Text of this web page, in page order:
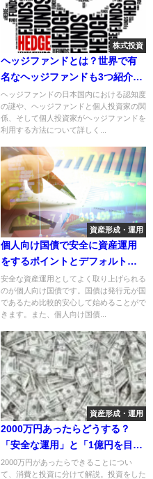
株式投資
ヘッジファンドとは？世界で有
名なヘッジファンドも3つ紹介！
個人投資家がヘッジファンドで
投資益を得る方法も
ヘッジファンドの日本国内における認知度
の謎や、ヘッジファンドと個人投資家の関
係、そして個人投資家がヘッジファンドを
利用する方法について詳しく...
資産形成・運用
個人向け国債で安全に資産運用
をするポイントとデフォルトリ
スク
安全な資産運用としてよく取り上げられる
のが個人向け国債です。国債は発行元が国
であるため比較的安心して始めることがで
きます。また、個人向け国債...
資産形成・運用
2000万円あったらどうする？
「安全な運用」と「1億円を目指
す運用」を紹介
2000万円があったらできることについ
て、消費と投資に分けて解説。投資をした